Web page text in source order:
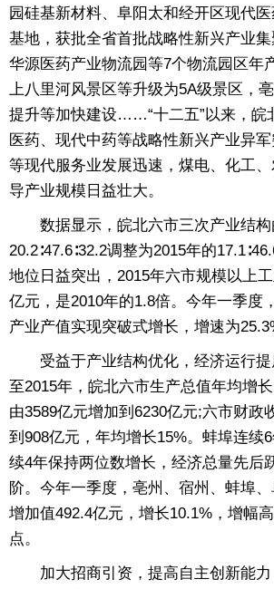
园硅基新材料、阜阳太和经开区现代
基地，获批全省首批战略性新兴产业
华源医药产业物流园等7个物流园区年
上八里河风景区等升级为5A级景区，
提升等加快建设……“十二五”以来，皖
医药、现代中药等战略性新兴产业异
等现代服务业发展迅速，煤电、化工
导产业规模日益壮大。
数据显示，皖北六市三次产业结构
20.2∶47.6∶32.2调整为2015年的
地位日益突出，2015年六市规模以上
亿元，是2010年的1.8倍。今年一季度
产业产值实现突破式增长，增速为
受益于产业结构优化，经济运行提
至2015年，皖北六市生产总值年均增
由3589亿元增加到6230亿元;六市财政
到908亿元，年均增长15%。蚌埠连续
续4年保持两位数增长，经济总量先后
阶。今年一季度，亳州、宿州、蚌埠
增加值492.4亿元，增长10.1%，增幅
点。
加大招商引资，提高自主创新能力